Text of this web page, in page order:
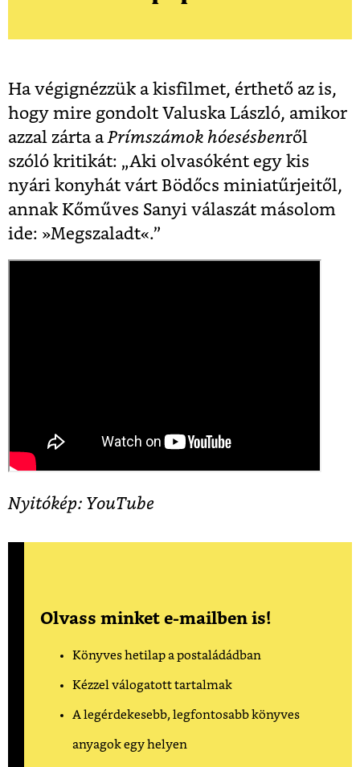
Ha végignézzük a kisfilmet, érthető az is,
hogy mire gondolt Valuska László, amikor
azzal zárta aPrímszámok hóesésbenről
szóló kritikát: „Aki olvasóként egy kis
nyári konyhát várt Bödőcs miniatűrjeitől,
annak Kőműves Sanyi válaszát másolom
ide: »Megszaladt«.”
Nyitókép: YouTube
Olvass minket e-mailben is!
Könyves hetilap a postaládádban
Kézzel válogatott tartalmak
A legérdekesebb, legfontosabb könyves
anyagok egy helyen